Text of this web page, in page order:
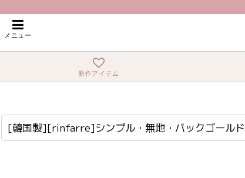
メニュー
新作アイテム
ホーム > ロング・マキシ > [韓国製][rinfarre]シンプル・無地・バックゴー
[韓国製][rinfarre]シンプル・無地・バックゴール